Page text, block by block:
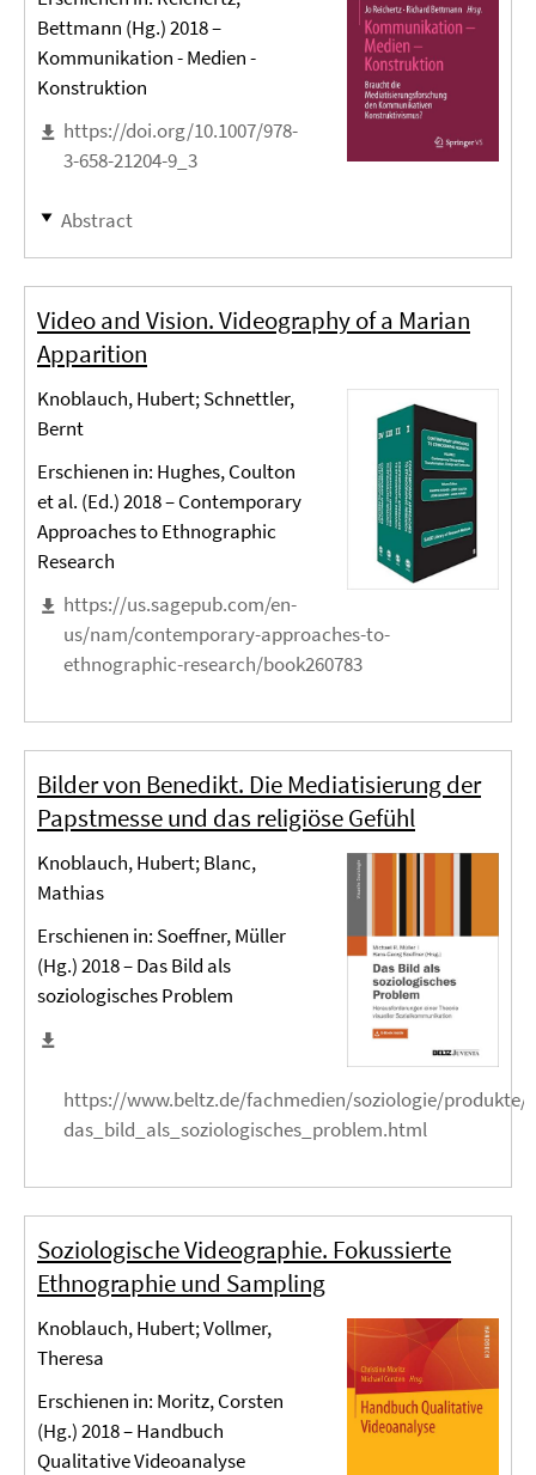
Bettmann (Hg.) 2018 –
Kommunikation - Medien -
Konstruktion
https://doi.org/10.1007/978-
3-658-21204-9_3
Abstract
Video and Vision. Videography of a Marian
Apparition
Knoblauch, Hubert; Schnettler,
Bernt
Erschienen in: Hughes, Coulton
et al. (Ed.) 2018 – Contemporary
Approaches to Ethnographic
Research
https://us.sagepub.com/en-
us/nam/contemporary-approaches-to-
ethnographic-research/book260783
Bilder von Benedikt. Die Mediatisierung der
Papstmesse und das religiöse Gefühl
Knoblauch, Hubert; Blanc,
Mathias
Erschienen in: Soeffner, Müller
(Hg.) 2018 – Das Bild als
soziologisches Problem
https://www.beltz.de/fachmedien/soziologie/
das_bild_als_soziologisches_problem.html
Soziologische Videographie. Fokussierte
Ethnographie und Sampling
Knoblauch, Hubert; Vollmer,
Theresa
Erschienen in: Moritz, Corsten
(Hg.) 2018 – Handbuch
Qualitative Videoanalyse